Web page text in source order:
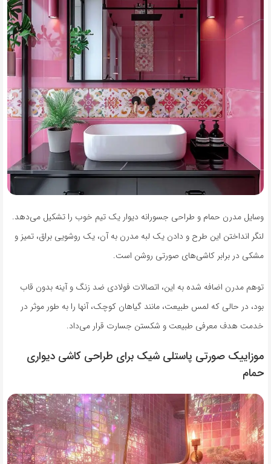
وسایل مدرن حمام و طراحی جسورانه دیوار یک تیم خوب را تشکیل می‌دهد.
لنگر انداختن این طرح و دادن یک لبه مدرن به آن، یک روشویی براق، تمیز و
مشکی در برابر کاشی‌های صورتی روشن است.
توهم مدرن اضافه شده به این، اتصالات فولادی ضد زنگ و آینه بدون قاب
بود، در حالی که لمس طبیعت، مانند گیاهان کوچک، آنها را به طور موثر در
خدمت هدف معرفی طبیعت و شکستن جسارت قرار می‌داد.
موزاییک صورتی پاستلی شیک برای طراحی کاشی دیواری
حمام